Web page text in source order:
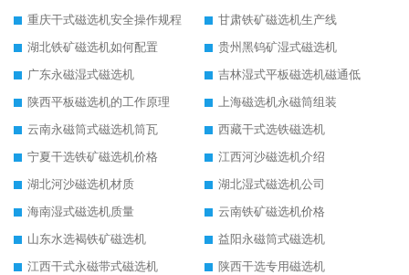
重庆干式磁选机安全操作规程
甘肃铁矿磁选机生产线
湖北铁矿磁选机如何配置
贵州黑钨矿湿式磁选机
广东永磁湿式磁选机
吉林湿式平板磁选机磁通低
陕西平板磁选机的工作原理
上海磁选机永磁筒组装
云南永磁筒式磁选机筒瓦
西藏干式选铁磁选机
宁夏干选铁矿磁选机价格
江西河沙磁选机介绍
湖北河沙磁选机材质
湖北湿式磁选机公司
海南湿式磁选机质量
云南铁矿磁选机价格
山东水选褐铁矿磁选机
益阳永磁筒式磁选机
江西干式永磁带式磁选机
陕西干选专用磁选机